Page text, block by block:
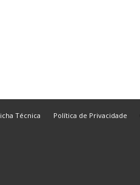
Técnica Política de Privacidade